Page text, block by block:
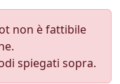
non è fattibile
spiegati sopra.